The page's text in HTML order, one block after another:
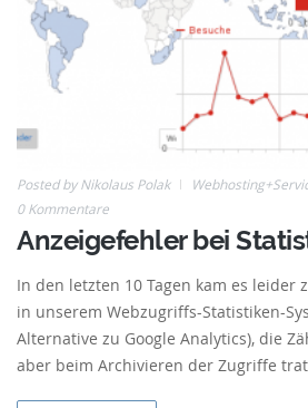
Posted byNikolaus Polak
0 Kommentare
Anzeigefehler bei
In den letzten 10 Tagen kam es leider
in unserem Webzugriffs-Statistiken-
Alternative zu Google Analytics), die
aber beim Archivieren der Zugriffe